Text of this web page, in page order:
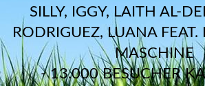
SILLY, IGGY, LAITH AL-
RODRIGUEZ, LUANA
MASCHINE
- 13.000 BESUCHER